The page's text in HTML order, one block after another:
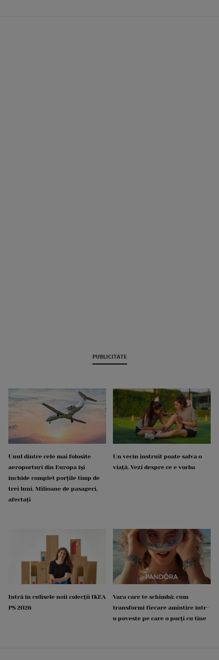
PUBLICITATE
Unul dintre cele mai folosite
aeroporturi din Europa își
închide complet porțile timp de
trei luni. Milioane de pasageri,
afectați
Un vecin instruit poate salva o
viață. Vezi despre ce e vorba
Intră în culisele noii colecții IKEA
PS 2026
Vara care te schimbă: cum
transformi fiecare amintire într-
o poveste pe care o porți cu tine